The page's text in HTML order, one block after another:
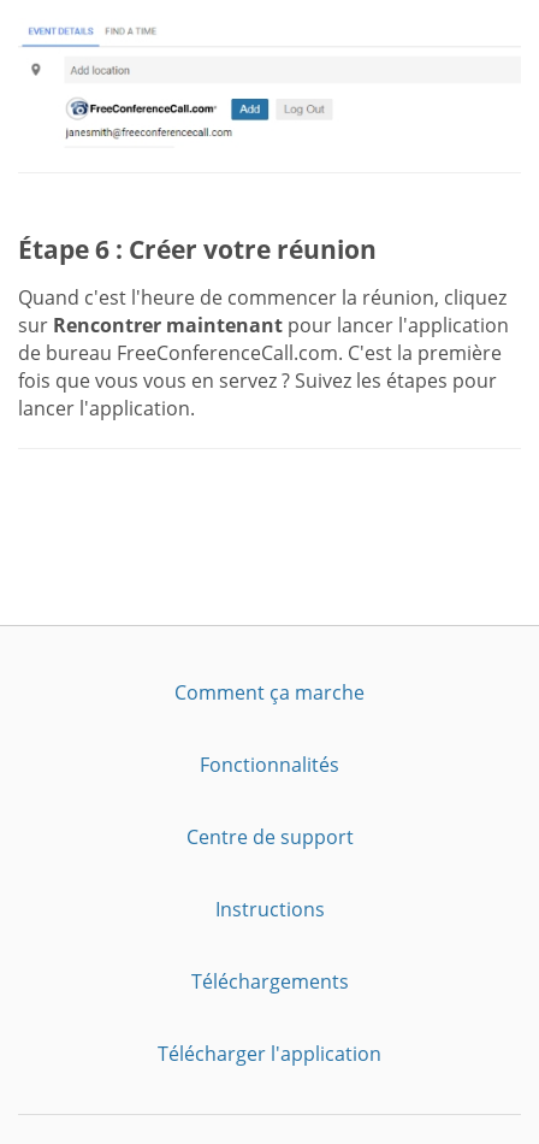
Étape 6 : Créer votre réunion
Quand c'est l'heure de commencer la réunion, cliquez
sur Rencontrer maintenant pour lancer l'application
de bureau FreeConferenceCall.com. C'est la première
fois que vous vous en servez ? Suivez les étapes pour
lancer l'application.
Comment ça marche
Fonctionnalités
Centre de support
Instructions
Téléchargements
Télécharger l'application